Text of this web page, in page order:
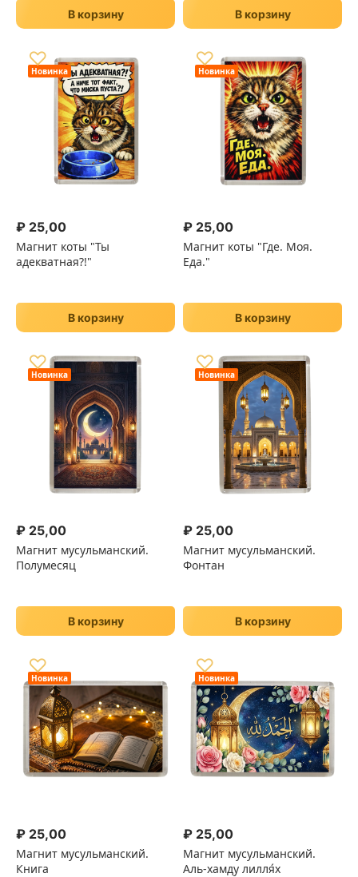
В корзину В корзину
Новинка
₽ 25,00
Магнит коты "Ты
адекватная?!"
♡
В корзину
Новинка
₽ 25,00
Магнит коты "Где. Моя.
Еда."
♡
В корзину
Новинка
₽ 25,00
Магнит мусульманский.
Полумесяц
♡
В корзину
Новинка
₽ 25,00
Магнит мусульманский.
Фонтан
♡
В корзину
Новинка
₽ 25,00
Магнит мусульманский.
Книга
♡ Новинка
₽ 25,00
Магнит мусульманский.
Аль-хамду лилля́х
♡